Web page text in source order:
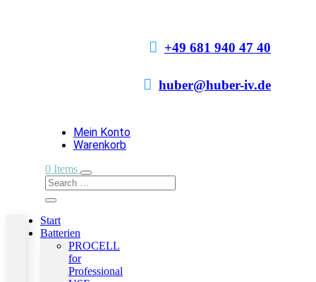
 +49 681 940 47 40
 huber@huber-iv.de
Mein Konto
Warenkorb
0 Items
Start
Batterien
PROCELL
for
Professional